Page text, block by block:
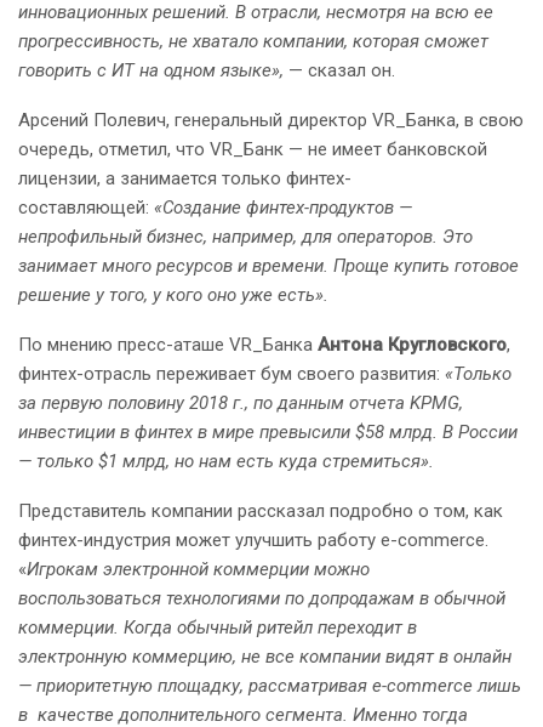
инновационных решений. В отрасли, несмотря на всю ее
прогрессивность, не хватало компании, которая сможет
говорить с ИТ на одном языке», — сказал он.
Арсений Полевич, генеральный директор VR_Банка, в свою
очередь, отметил, что VR_Банк — не имеет банковской
лицензии, а занимается только финтех-
составляющей: «Создание финтех-продуктов —
непрофильный бизнес, например, для операторов. Это
занимает много ресурсов и времени. Проще купить готовое
решение у того, у кого оно уже есть».
По мнению пресс-аташе VR_Банка Антона Кругловского,
финтех-отрасль переживает бум своего развития: «Только
за первую половину 2018 г., по данным отчета KPMG,
инвестиции в финтех в мире превысили $58 млрд. В России
— только $1 млрд, но нам есть куда стремиться».
Представитель компании рассказал подробно о том, как
финтех-индустрия может улучшить работу e-commerce.
«Игрокам электронной коммерции можно
воспользоваться технологиями по допродажам в обычной
коммерции. Когда обычный ритейл переходит в
электронную коммерцию, не все компании видят в онлайн
— приоритетную площадку, рассматривая e-commerce лишь
в качестве дополнительного сегмента. Именно тогда